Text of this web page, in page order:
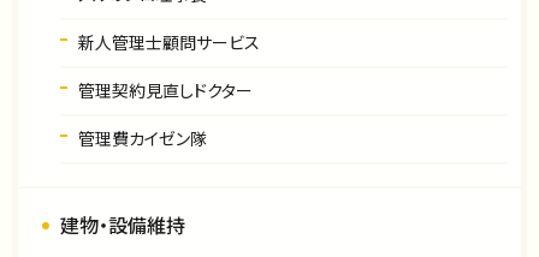
新人管理士顧問サービス
管理契約見直しドクター
管理費カイゼン隊
建物・設備維持